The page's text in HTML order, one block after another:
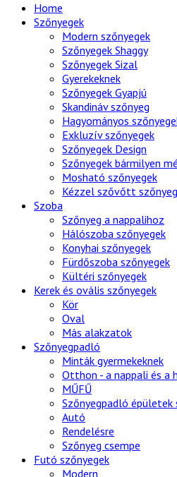
Home
Szőnyegek
Modern szőnyegek
Szőnyegek Shaggy
Szőnyegek Sizal
Gyerekeknek
Szőnyegek Gyapjú
Skandináv szőnyeg
Hagyományos
Exkluzív szőnyegek
Szőnyegek Design
Szőnyegek bármilyen
Mosható szőnyegek
Kézzel szővőtt
Szoba
Szőnyeg a nappalihoz
Hálószoba szőnyegek
Konyhai szőnyegek
Fürdőszoba szőnyegek
Kültéri szőnyegek
Kerek és ovális szőnyegek
Kör
Oval
Más alakzatok
Szőnyegpadló
Minták gyermekeknek
Otthon - a nappali és a
MŰFŰ
Szőnyegpadló épületek
Autó
Rendelésre
Szőnyeg csempe
Futó szőnyegek
Modern